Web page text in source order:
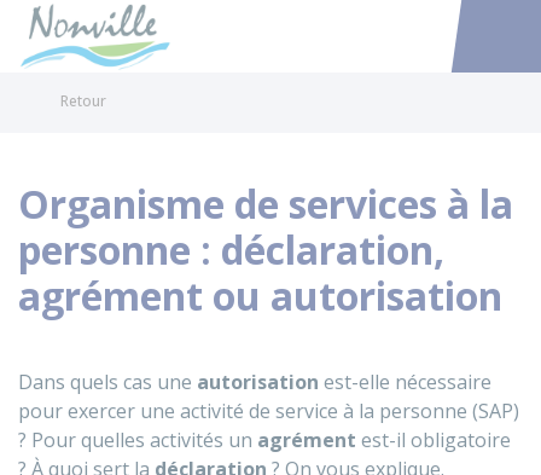
Accéder
Retour
Organisme de services à la
personne : déclaration,
agrément ou autorisation
Dans quels cas une autorisation est-elle nécessaire
pour exercer une activité de service à la personne (SAP)
? Pour quelles activités un agrément est-il obligatoire
? À quoi sert la déclaration ? On vous explique.